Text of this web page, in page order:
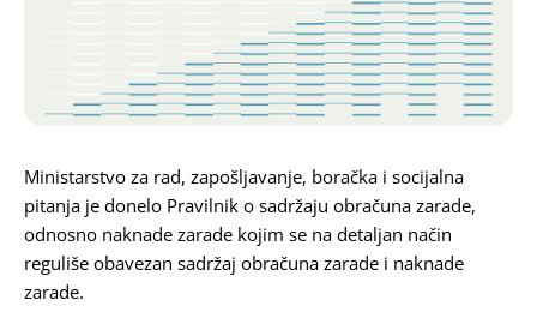
Kontakt
Ministarstvo za rad, zapošljavanje, boračka i socijalna
pitanja je donelo Pravilnik o sadržaju obračuna zarade,
odnosno naknade zarade kojim se na detaljan način
reguliše obavezan sadržaj obračuna zarade i naknade
zarade.